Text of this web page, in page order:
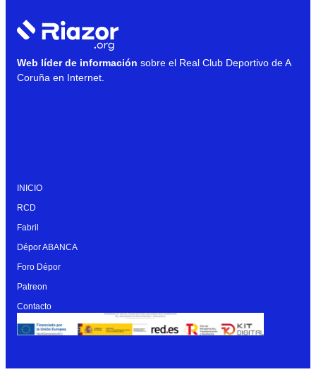
Web líder de información sobre el Real Club Deportivo de A
Coruña en Internet.
INICIO
RCD
Fabril
Dépor ABANCA
Foro Dépor
Patreon
Contacto